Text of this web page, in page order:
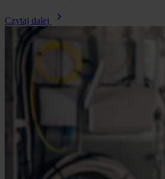
Czytaj dalej